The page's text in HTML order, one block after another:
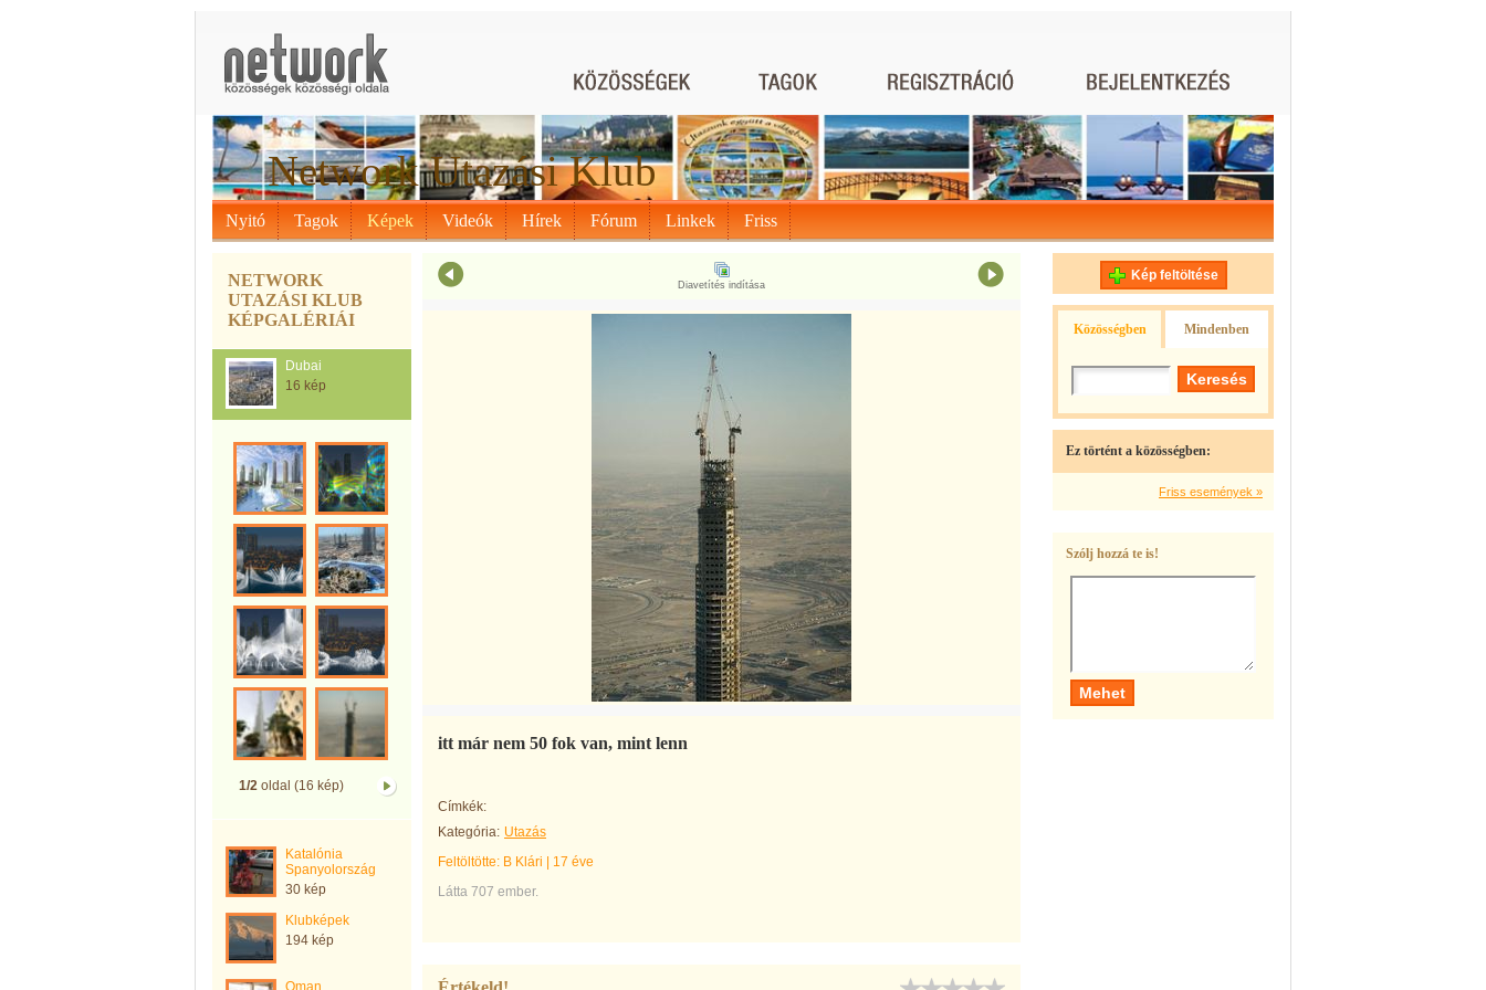
Network Utazási Klub
Nyitó Tagok Képek Videók Hírek Fórum Linkek Friss
NETWORK
UTAZÁSI KLUB
KÉPGALÉRIÁI
Dubai
16 kép
1/2oldal (16 kép)
Katalónia
Spanyolország
30 kép
Klubképek
194 kép
Oman
Diavetítés indítása
itt már nem 50 fok van, mint lenn
Címkék:
Kategória: Utazás
Feltöltötte: B Klári
17 éve
Látta 707 ember.
Kép feltöltése
Közösségben Mindenben
Ez történt a közösségben:
Friss események »
Szólj hozzá te is!